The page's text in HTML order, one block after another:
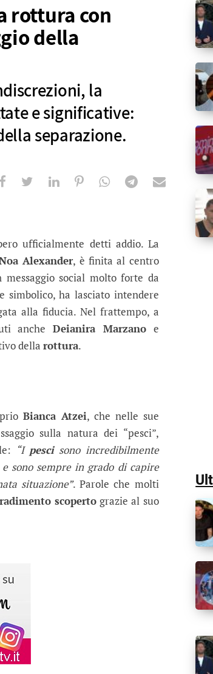
rottura con
della
la
e significative:
separazione.
con Stefano Corti? Il
la cantante scrive parole
ufficialmente detti addio. La
Alexander, è finita al centro
social molto forte da
simbolico, ha lasciato intendere
alla fiducia. Nel frattempo, a
ancheDeianira Marzanoe
della rottura.
Bianca Atzei, che nelle sue
sulla natura dei “pesci”,
“I pescisono incredibilmente
sono sempre in grado di capire
situazione”. Parole che molti
scopertograzie al suo